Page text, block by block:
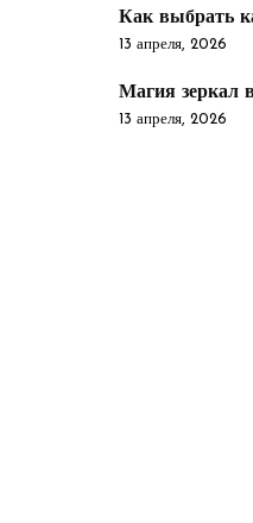
Как выбрать
13 апреля, 2026
Магия зеркал
13 апреля, 2026